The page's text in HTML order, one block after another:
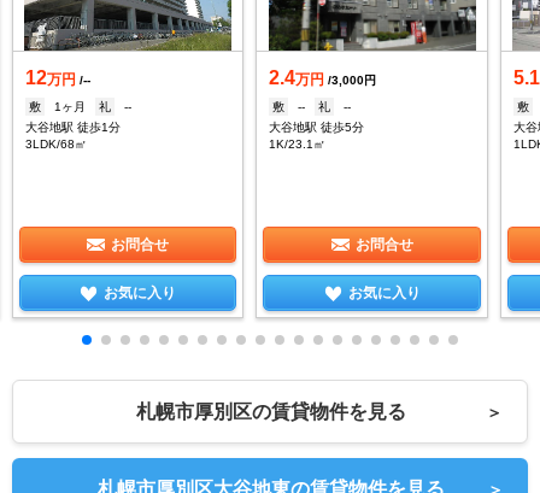
12万円 /--
敷
1ヶ月 礼
--
大谷地駅 徒歩1分
3LDK/68㎡
お問合せ
お気に入り
2.4万円 /3,000円
敷
-- 礼
--
大谷地駅 徒歩5分
1K/23.1㎡
お問合せ
お気に入り
5.1
敷
大谷
札幌市厚別区の賃貸物件を見る ＞
札幌市厚別区大谷地東の賃貸物件を見る ＞